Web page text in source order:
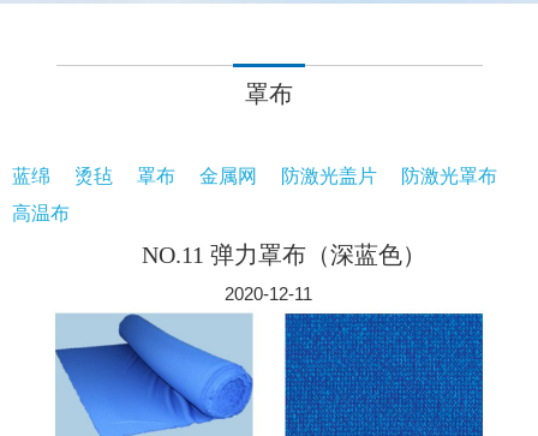
罩布
蓝绵 烫毡 罩布 金属网 防激光盖片
防激光罩布
高温布
NO.11 弹力罩布（深蓝色）
2020-12-11